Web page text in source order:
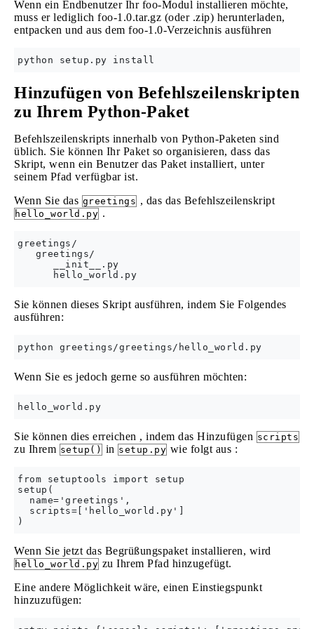
Wenn ein Endbenutzer Ihr foo-Modul installieren möchte,
muss er lediglich foo-1.0.tar.gz (oder .zip) herunterladen,
entpacken und aus dem foo-1.0-Verzeichnis ausführen
Hinzufügen von Befehlszeilenskripten
zu Ihrem Python-Paket
Befehlszeilenskripts innerhalb von Python-Paketen sind
üblich. Sie können Ihr Paket so organisieren, dass das
Skript, wenn ein Benutzer das Paket installiert, unter
seinem Pfad verfügbar ist.
Wenn Sie das greetings , das das Befehlszeilenskript
hello_world.py .
greetings/
   greetings/
      __init__.py
Sie können dieses Skript ausführen, indem Sie Folgendes
ausführen:
Wenn Sie es jedoch gerne so ausführen möchten:
Sie können dies erreichen , indem das Hinzufügen scripts
zu Ihrem setup() in setup.py wie folgt aus :
from setuptools import setup
setup(
  name='greetings',
  scripts=['hello_world.py']
Wenn Sie jetzt das Begrüßungspaket installieren, wird
hello_world.py zu Ihrem Pfad hinzugefügt.
Eine andere Möglichkeit wäre, einen Einstiegspunkt
hinzuzufügen: